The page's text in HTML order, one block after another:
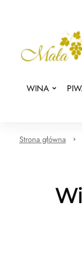
WINA
Strona główna